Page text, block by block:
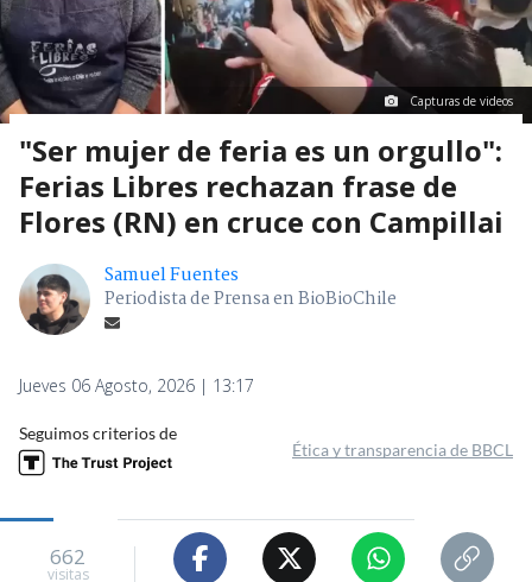
Capturas de videos
"Ser mujer de feria es un orgullo":
Ferias Libres rechazan frase de
Flores (RN) en cruce con Campillai
Samuel Fuentes
Periodista de Prensa en BioBioChile
Jueves 06 Agosto, 2026 | 13:17
Seguimos criterios de
Ética y transparencia de BBCL
662
visitas